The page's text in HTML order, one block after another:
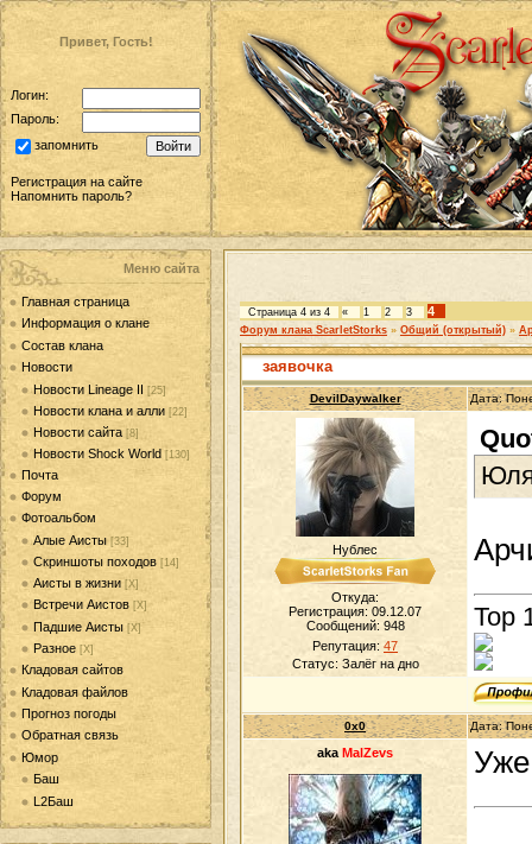
Привет, Гость!
Логин:
Пароль:
запомнить
Регистрация на сайте
Напомнить пароль?
Меню сайта
Главная страница
Информация о клане
Состав клана
Новости
Новости Lineage II [25]
Новости клана и алли [22]
Новости сайта [8]
Новости Shock World [130]
Почта
Форум
Фотоальбом
Алые Аисты [33]
Скриншоты походов [14]
Аисты в жизни [Х]
Встречи Аистов [Х]
Падшие Аисты [Х]
Разное [Х]
Кладовая сайтов
Кладовая файлов
Прогноз погоды
Обратная связь
Юмор
Баш
L2Баш
Страница 4 из 4 « 1 2 3 4
Форум клана ScarletStorks » Общий (открытый) »
заявочка
DevilDaywalker Дата:
Нублес
Откуда:
Регистрация: 09.12.07
Сообщений: 948
Репутация: 47
Статус: Залёг на дно
Top
0x0 Дата:
aka MalZevs